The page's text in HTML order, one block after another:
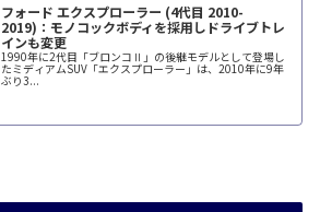
フォード エクスプローラー (4代目 2010-
2019)：モノコックボディを採用しドライブトレ
インも変更
1990年に2代目「ブロンコⅡ」の後継モデルとして登場し
たミディアムSUV「エクスプローラー」は、2010年に9年
ぶり3...